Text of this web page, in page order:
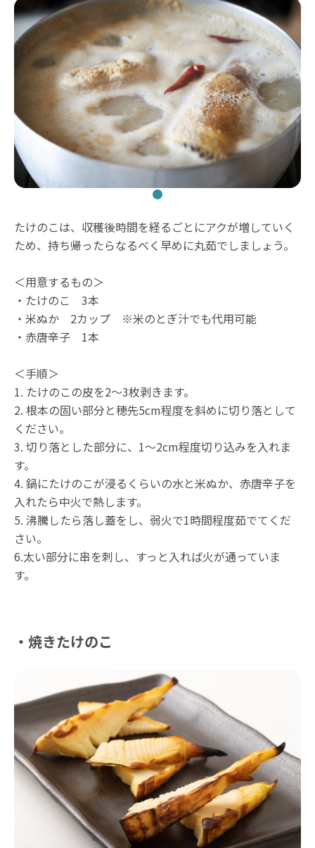
たけのこは、収穫後時間を経るごとにアクが増していく
ため、持ち帰ったらなるべく早めに丸茹でしましょう。
＜用意するもの＞
・たけのこ 3本
・米ぬか 2カップ ※米のとぎ汁でも代用可能
・赤唐辛子 1本
＜手順＞
1. たけのこの皮を2〜3枚剥きます。
2. 根本の固い部分と穂先5cm程度を斜めに切り落として
ください。
3. 切り落とした部分に、1〜2cm程度切り込みを入れま
す。
4. 鍋にたけのこが浸るくらいの水と米ぬか、赤唐辛子を
入れたら中火で熱します。
5. 沸騰したら落し蓋をし、弱火で1時間程度茹でてくだ
さい。
6.太い部分に串を刺し、すっと入れば火が通っていま
す。
・焼きたけのこ